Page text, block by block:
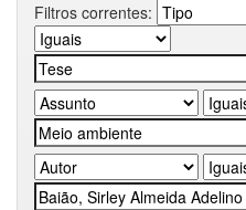
Filtros correntes: